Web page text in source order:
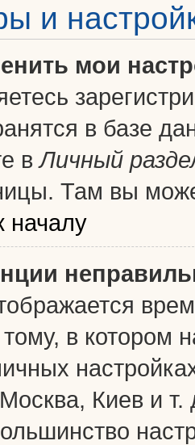
и
мои
в базе
вЛичный
Там вы
началу
тому, в котором
Киев и